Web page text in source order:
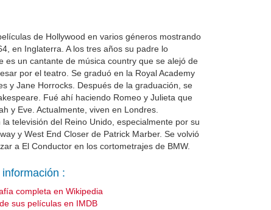
de Hollywood en varios géneros mostrando
en Inglaterra. A los tres años su padre lo
un cantante de música country que se alejó de
por el teatro. Se graduó en la Royal Academy
y Jane Horrocks. Después de la graduación, se
Fué ahí haciendo Romeo y Julieta que
y Eve. Actualmente, viven en Londres.
televisión del Reino Unido, especialmente por su
y West End Closer de Patrick Marber. Se volvió
a El Conductor en los cortometrajes de BMW.
información :
completa en Wikipedia
sus películas en IMDB